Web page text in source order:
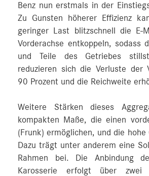
Benz nun erstmals in der
Zu Gunsten höherer Effizienz
geringer Last blitzschnell die E-
Vorderachse entkoppeln, sodass
und Teile des Getriebes
reduzieren sich die Verluste der
90 Prozent und die Reichweite
Weitere Stärken dieses
kompakten Maße, die einen
(Frunk) ermöglichen, und die hohe
Dazu trägt unter anderem eine
Rahmen bei. Die Anbindung
Karosserie erfolgt über zwei